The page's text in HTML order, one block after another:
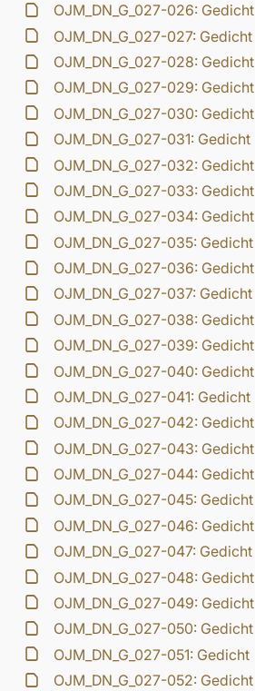
OJM_DN_G_027-026: Gedicht
OJM_DN_G_027-027: Gedicht
OJM_DN_G_027-028: Gedicht
OJM_DN_G_027-029: Gedicht
OJM_DN_G_027-030: Gedicht
OJM_DN_G_027-031: Gedicht
OJM_DN_G_027-032: Gedicht
OJM_DN_G_027-033: Gedicht
OJM_DN_G_027-034: Gedicht
OJM_DN_G_027-035: Gedicht
OJM_DN_G_027-036: Gedicht
OJM_DN_G_027-037: Gedicht
OJM_DN_G_027-038: Gedicht
OJM_DN_G_027-039: Gedicht
OJM_DN_G_027-040: Gedicht
OJM_DN_G_027-041: Gedicht
OJM_DN_G_027-042: Gedicht
OJM_DN_G_027-043: Gedicht
OJM_DN_G_027-044: Gedicht
OJM_DN_G_027-045: Gedicht
OJM_DN_G_027-046: Gedicht
OJM_DN_G_027-047: Gedicht
OJM_DN_G_027-048: Gedicht
OJM_DN_G_027-049: Gedicht
OJM_DN_G_027-050: Gedicht
OJM_DN_G_027-051: Gedicht
OJM_DN_G_027-052: Gedicht